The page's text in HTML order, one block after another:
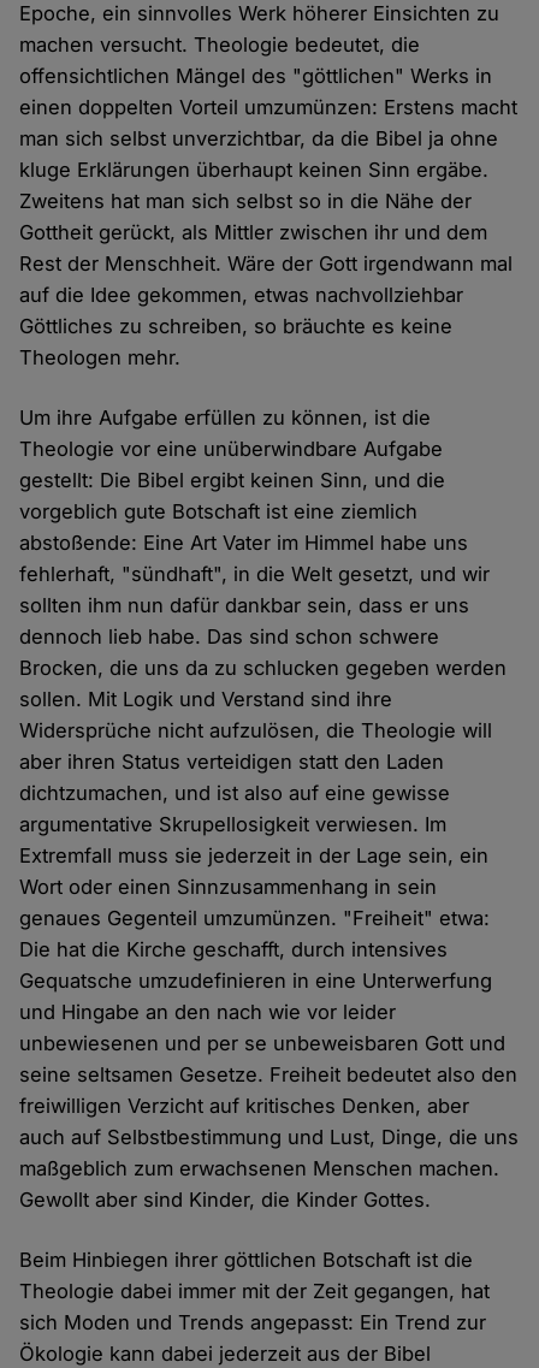
Epoche, ein sinnvolles Werk höherer Einsichten zu
machen versucht. Theologie bedeutet, die
offensichtlichen Mängel des "göttlichen" Werks in
einen doppelten Vorteil umzumünzen: Erstens macht
man sich selbst unverzichtbar, da die Bibel ja ohne
kluge Erklärungen überhaupt keinen Sinn ergäbe.
Zweitens hat man sich selbst so in die Nähe der
Gottheit gerückt, als Mittler zwischen ihr und dem
Rest der Menschheit. Wäre der Gott irgendwann mal
auf die Idee gekommen, etwas nachvollziehbar
Göttliches zu schreiben, so bräuchte es keine
Theologen mehr.
Um ihre Aufgabe erfüllen zu können, ist die
Theologie vor eine unüberwindbare Aufgabe
gestellt: Die Bibel ergibt keinen Sinn, und die
vorgeblich gute Botschaft ist eine ziemlich
abstoßende: Eine Art Vater im Himmel habe uns
fehlerhaft, "sündhaft", in die Welt gesetzt, und wir
sollten ihm nun dafür dankbar sein, dass er uns
dennoch lieb habe. Das sind schon schwere
Brocken, die uns da zu schlucken gegeben werden
sollen. Mit Logik und Verstand sind ihre
Widersprüche nicht aufzulösen, die Theologie will
aber ihren Status verteidigen statt den Laden
dichtzumachen, und ist also auf eine gewisse
argumentative Skrupellosigkeit verwiesen. Im
Extremfall muss sie jederzeit in der Lage sein, ein
Wort oder einen Sinnzusammenhang in sein
genaues Gegenteil umzumünzen. "Freiheit" etwa:
Die hat die Kirche geschafft, durch intensives
Gequatsche umzudefinieren in eine Unterwerfung
und Hingabe an den nach wie vor leider
unbewiesenen und per se unbeweisbaren Gott und
seine seltsamen Gesetze. Freiheit bedeutet also den
freiwilligen Verzicht auf kritisches Denken, aber
auch auf Selbstbestimmung und Lust, Dinge, die uns
maßgeblich zum erwachsenen Menschen machen.
Gewollt aber sind Kinder, die Kinder Gottes.
Beim Hinbiegen ihrer göttlichen Botschaft ist die
Theologie dabei immer mit der Zeit gegangen, hat
sich Moden und Trends angepasst: Ein Trend zur
Ökologie kann dabei jederzeit aus der Bibel